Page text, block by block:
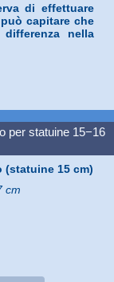
di effettuare
capitare che
nella
per statuine 15−16
(statuine 15 cm)
cm